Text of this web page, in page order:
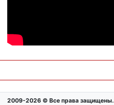
2009-2026 © Все права защищены.